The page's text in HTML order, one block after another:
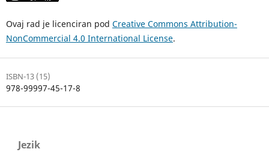
Ovaj rad je licenciran pod Creative Commons Attribution-
NonCommercial 4.0 International License.
ISBN-13 (15)
978-99997-45-17-8
Jezik